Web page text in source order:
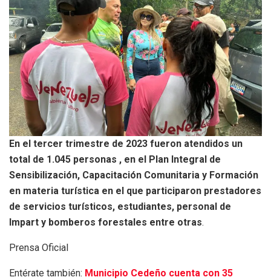
En el tercer trimestre de 2023 fueron atendidos un
total de 1.045 personas , en el Plan Integral de
Sensibilización, Capacitación Comunitaria y Formación
en materia turística en el que participaron prestadores
de servicios turísticos, estudiantes, personal de
Impart y bomberos forestales entre otras.
Prensa Oficial
Entérate también: Municipio Cedeño cuenta con 35